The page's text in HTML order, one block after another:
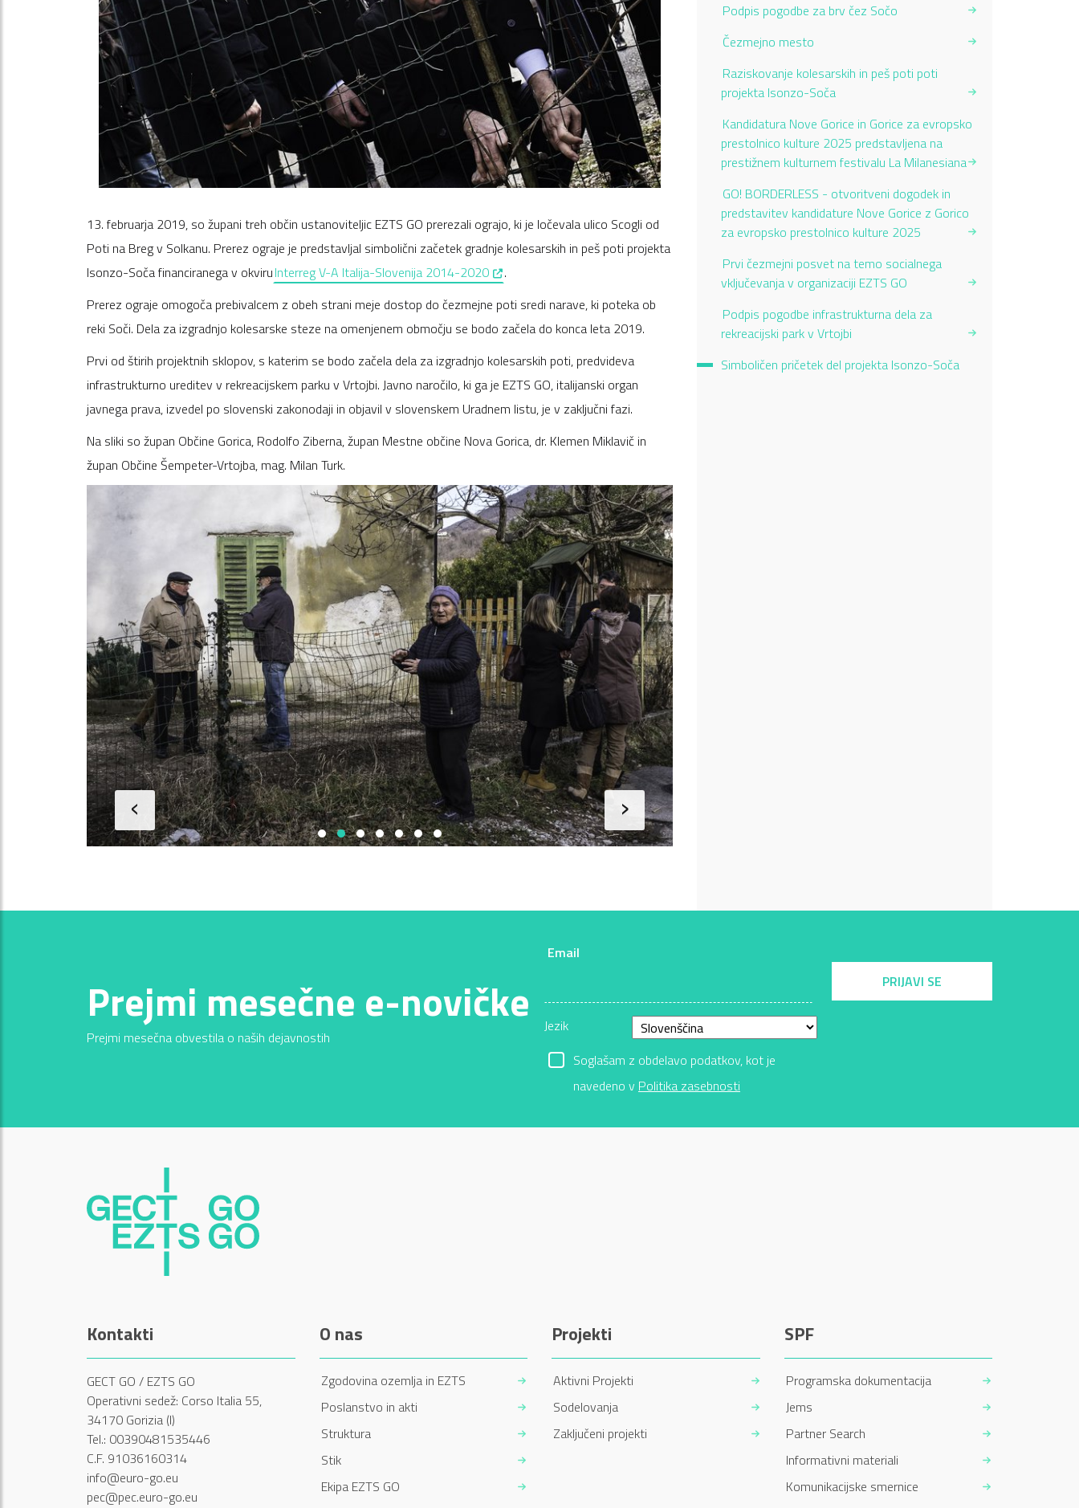
13. februarja 2019, so župani treh občin ustanoviteljic EZTS GO prerezali ograjo, ki je ločevala ulico Scogli od
Poti na Breg v Solkanu. Prerez ograje je predstavljal simbolični začetek gradnje kolesarskih in peš poti projekta
Isonzo-Soča financiranega v okviruInterreg V-A Italija-Slovenija 2014-2020, opens in a new window
.
Prerez ograje omogoča prebivalcem z obeh strani meje dostop do čezmejne poti sredi narave, ki poteka ob
reki Soči. Dela za izgradnjo kolesarske steze na omenjenem območju se bodo začela do konca leta 2019.
Prvi od štirih projektnih sklopov, s katerim se bodo začela dela za izgradnjo kolesarskih poti, predvideva
infrastrukturno ureditev v rekreacijskem parku v Vrtojbi. Javno naročilo, ki ga je EZTS GO, italijanski organ
javnega prava, izvedel po slovenski zakonodaji in objavil v slovenskem Uradnem listu, je v zaključni fazi.
Na sliki so župan Občine Gorica, Rodolfo Ziberna, župan Mestne občine Nova Gorica, dr. Klemen Miklavič in
župan Občine Šempeter-Vrtojba, mag. Milan Turk.
‹ ›
Podpis pogodbe za brv čez Sočo
Čezmejno mesto
Raziskovanje kolesarskih in peš poti poti
projekta Isonzo-Soča
Kandidatura Nove Gorice in Gorice za evropsko
prestolnico kulture 2025 predstavljena na
prestižnem kulturnem festivalu La Milanesiana
GO! BORDERLESS - otvoritveni dogodek in
predstavitev kandidature Nove Gorice z Gorico
za evropsko prestolnico kulture 2025
Prvi čezmejni posvet na temo socialnega
vključevanja v organizaciji EZTS GO
Podpis pogodbe infrastrukturna dela za
rekreacijski park v Vrtojbi
Simboličen pričetek del projekta Isonzo-Soča
Prejmi mesečne e-novičke
Prejmi mesečna obvestila o naših dejavnostih
Email
Jezik
Soglašam z obdelavo podatkov, kot je
navedeno v Politika zasebnosti
PRIJAVI SE
Kontakti
GECT GO / EZTS GO
Operativni sedež: Corso Italia 55,
34170 Gorizia (I)
Tel.: 00390481535446
C.F. 91036160314
info@euro-go.eu
pec@pec.euro-go.eu
O nas
Zgodovina ozemlja in EZTS
Poslanstvo in akti
Struktura
Stik
Ekipa EZTS GO
Projekti
Aktivni Projekti
Sodelovanja
Zaključeni projekti
SPF
Programska dokumentacija
Jems
Partner Search
Informativni materiali
Komunikacijske smernice